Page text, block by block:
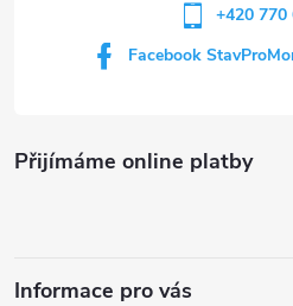
s
Přijímáme online platby
Informace pro vás
+420 770
Facebook